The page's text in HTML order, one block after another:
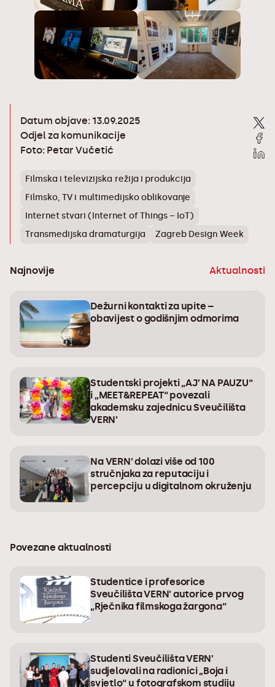
Datum objave: 13.09.2025
Odjel za komunikacije
Foto: Petar Vučetić
Filmska i televizijska režija i produkcija
Filmsko, TV i multimedijsko oblikovanje
Internet stvari (Internet of Things – IoT)
Transmedijska dramaturgija
Zagreb Design Week
Najnovije Aktualnosti
Dežurni kontakti za upite –
obavijest o godišnjim odmorima
Studentski projekti „AJ’ NA PAUZU“
i „MEET&REPEAT“ povezali
akademsku zajednicu Sveučilišta
VERN’
Na VERN’ dolazi više od 100
stručnjaka za reputaciju i
percepciju u digitalnom okruženju
Povezane aktualnosti
Studentice i profesorice
Sveučilišta VERN’ autorice prvog
„Rječnika filmskoga žargona“
Studenti Sveučilišta VERN’
sudjelovali na radionici „Boja i
svjetlo“ u fotografskom studiju